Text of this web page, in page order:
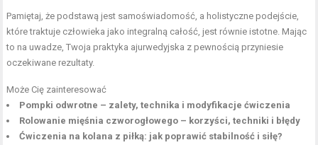
Pamiętaj, że podstawą jest samoświadomość, a holistyczne podejście,
które traktuje człowieka jako integralną całość, jest równie istotne. Mając
to na uwadze, Twoja praktyka ajurwedyjska z pewnością przyniesie
oczekiwane rezultaty.
Może Cię zainteresować
Pompki odwrotne – zalety, technika i modyfikacje ćwiczenia
Rolowanie mięśnia czworogłowego – korzyści, techniki i błędy
Ćwiczenia na kolana z piłką: jak poprawić stabilność i siłę?